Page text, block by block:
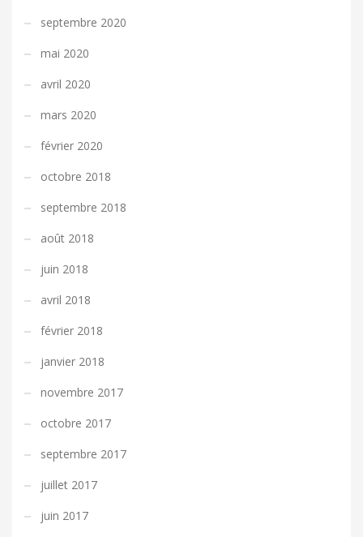
septembre 2020
mai 2020
avril 2020
mars 2020
février 2020
octobre 2018
septembre 2018
août 2018
juin 2018
avril 2018
février 2018
janvier 2018
novembre 2017
octobre 2017
septembre 2017
juillet 2017
juin 2017